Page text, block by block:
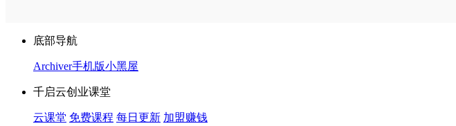
底部导航
Archiver手机版小黑屋
千启云创业课堂
云课堂 免费课程 每日更新 加盟赚钱